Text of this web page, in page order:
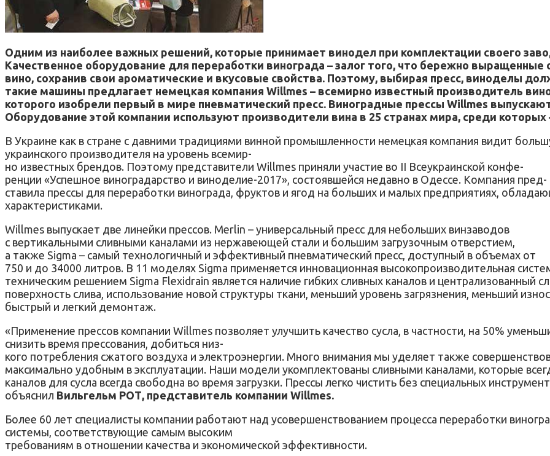
Одним из наиболее важных решений, которые принимает винодел при комплектации своего
Качественное оборудование для переработки винограда – залог того, что бережно
вино, сохранив свои ароматические и вкусовые свойства. Поэтому, выбирая пресс, виноделы
такие машины предлагает немецкая компания Willmes – всемирно известный производитель
которого изобрели первый в мире пневматический пресс. Виноградные прессы Willmes
Оборудование этой компании используют производители вина в 25 странах мира, среди
В Украине как в стране с давними традициями винной промышленности немецкая компания видит
украинского производителя на уровень всемир-
но известных брендов. Поэтому представители Willmes приняли участие во II Всеукраинской конфе-
ренции «Успешное виноградарство и виноделие-2017», состоявшейся недавно в Одессе. Компания пред-
ставила прессы для переработки винограда, фруктов и ягод на больших и малых предприятиях,
характеристиками.
Willmes выпускает две линейки прессов. Merlin – универсальный пресс для небольших винзаводов
с вертикальными сливными каналами из нержавеющей стали и большим загрузочным отверстием,
а также Sigma – самый технологичный и эффективный пневматический пресс, доступный в объемах от
750 и до 34000 литров. В 11 моделях Sigma применяется инновационная высокопроизводительная
техническим решением Sigma Flexidrain является наличие гибких сливных каналов и централизованный
поверхность слива, использование новой структуры ткани, меньший уровень загрязнения, меньший
быстрый и легкий демонтаж.
«Применение прессов компании Willmes позволяет улучшить качество сусла, в частности, на 50%
снизить время прессования, добиться низ-
кого потребления сжатого воздуха и электроэнергии. Много внимания мы уделяет также
максимально удобным в эксплуатации. Наши модели укомплектованы сливными каналами, которые
каналов для сусла всегда свободна во время загрузки. Прессы легко чистить без специальных
объяснил Вильгельм РОТ, представитель компании Willmes.
Более 60 лет специалисты компании работают над усовершенствованием процесса переработки
системы, соответствующие самым высоким
требованиям в отношении качества и экономической эффективности.